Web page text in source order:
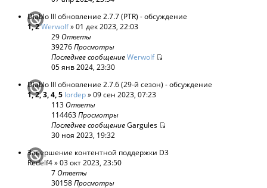
Diablo III обновление 2.7.7 (PTR) - обсуждение
1,2Werwolf» 01 дек 2023, 22:03
29Ответы
39276Просмотры
Последнее сообщениеWerwolf
05 янв 2024, 23:30
Diablo III обновление 2.7.6 (29-й сезон) - обсуждение
1,2,3,4,5 lordep» 09 сен 2023, 07:23
113Ответы
114463Просмотры
Последнее сообщениеGargules
30 ноя 2023, 19:32
Завершение контентной поддержки D3
Redelf4» 03 окт 2023, 23:50
7Ответы
30158Просмотры